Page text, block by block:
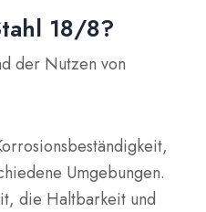
18/8?
der Nutzen von
Umgebungen.
die Haltbarkeit und